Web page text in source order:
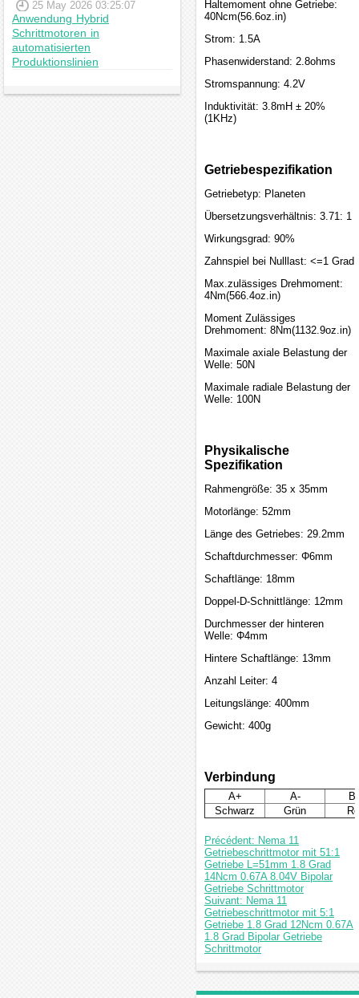
25 May 2026 03:25:07
Anwendung Hybrid
Schrittmotoren in
automatisierten
Produktionslinien
Haltemoment ohne Getriebe:
40Ncm(56.6oz.in)
Strom: 1.5A
Phasenwiderstand: 2.8ohms
Stromspannung: 4.2V
Induktivität: 3.8mH ± 20%
(1KHz)
Getriebespezifikation
Getriebetyp: Planeten
Übersetzungsverhältnis: 3.71: 1
Wirkungsgrad: 90%
Zahnspiel bei Nulllast: <=1 Grad
Max.zulässiges Drehmoment:
4Nm(566.4oz.in)
Moment Zulässiges
Drehmoment: 8Nm(1132.9oz.in)
Maximale axiale Belastung der
Welle: 50N
Maximale radiale Belastung der
Welle: 100N
Physikalische
Spezifikation
Rahmengröße: 35 x 35mm
Motorlänge: 52mm
Länge des Getriebes: 29.2mm
Schaftdurchmesser: Φ6mm
Schaftlänge: 18mm
Doppel-D-Schnittlänge: 12mm
Durchmesser der hinteren
Welle: Φ4mm
Hintere Schaftlänge: 13mm
Anzahl Leiter: 4
Leitungslänge: 400mm
Gewicht: 400g
Verbindung
A+ A-
Schwarz
Grün
Précédent: Nema 11
Getriebeschrittmotor mit 51:1
Getriebe L=51mm 1.8 Grad
14Ncm 0.67A 8.04V Bipolar
Getriebe Schrittmotor
Suivant: Nema 11
Getriebeschrittmotor mit 5:1
Getriebe 1.8 Grad 12Ncm 0.67A
1.8 Grad Bipolar Getriebe
Schrittmotor